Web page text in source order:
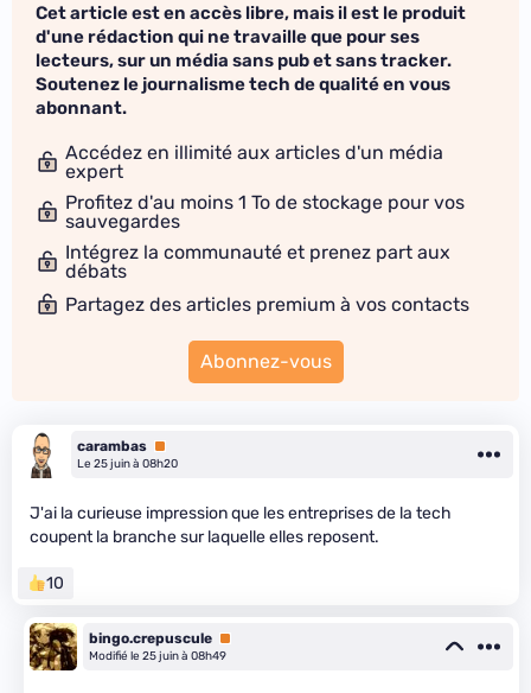
Cet article est en accès libre, mais il est le produit
d'une rédaction qui ne travaille que pour ses
lecteurs, sur un média sans pub et sans tracker.
Soutenez le journalisme tech de qualité en vous
abonnant.
Accédez en illimité aux articles d'un média
expert
Profitez d'au moins 1 To de stockage pour vos
sauvegardes
Intégrez la communauté et prenez part aux
débats
Partagez des articles premium à vos contacts
Abonnez-vous
carambas Premium
Le 25 juin à 08h20
J'ai la curieuse impression que les entreprises de la tech
coupent la branche sur laquelle elles reposent.
10
bingo.crepuscule Premium
Modifié le 25 juin à 08h49